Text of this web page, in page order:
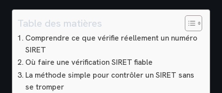
Table des matières
Comprendre ce que vérifie réellement un numéro
SIRET
Où faire une vérification SIRET fiable
La méthode simple pour contrôler un SIRET sans
se tromper